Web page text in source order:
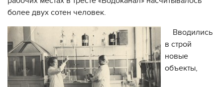
более двух сотен человек.
Вводились
в строй
новые
объекты,